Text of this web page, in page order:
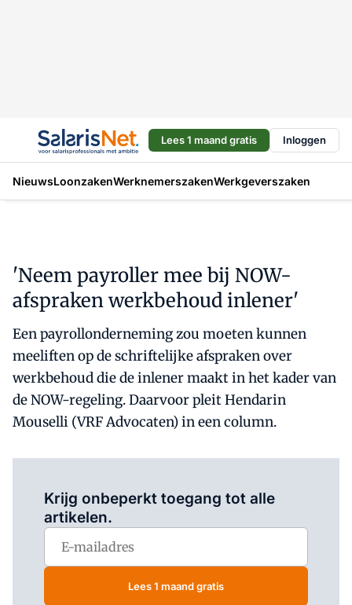
Lees 1 maand gratis Inloggen
NieuwsLoonzakenWerknemerszakenWerkgeverszaken
'Neem payroller mee bij NOW-
afspraken werkbehoud inlener'
Een payrollonderneming zou moeten kunnen
meeliften op de schriftelijke afspraken over
werkbehoud die de inlener maakt in het kader van
de NOW-regeling. Daarvoor pleit Hendarin
Mouselli (VRF Advocaten) in een column.
Krijg onbeperkt toegang tot alle
artikelen.
Lees 1 maand gratis